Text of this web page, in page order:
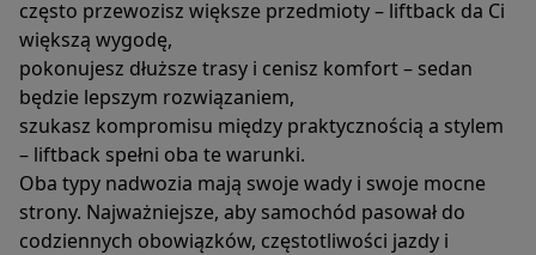
często przewozisz większe przedmioty – liftback da Ci
większą wygodę,
pokonujesz dłuższe trasy i cenisz komfort – sedan
będzie lepszym rozwiązaniem,
szukasz kompromisu między praktycznością a stylem
– liftback spełni oba te warunki.
Oba typy nadwozia mają swoje wady i swoje mocne
strony. Najważniejsze, aby samochód pasował do
codziennych obowiązków, częstotliwości jazdy i